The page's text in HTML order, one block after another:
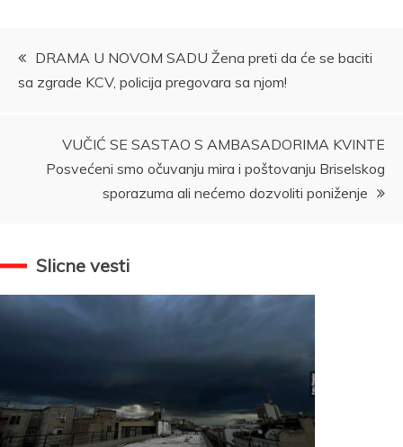
Kretanje
članka
DRAMA U NOVOM SADU Žena preti da će se baciti
sa zgrade KCV, policija pregovara sa njom!
VUČIĆ SE SASTAO S AMBASADORIMA KVINTE
Posvećeni smo očuvanju mira i poštovanju Briselskog
sporazuma ali nećemo dozvoliti poniženje
Slicne vesti